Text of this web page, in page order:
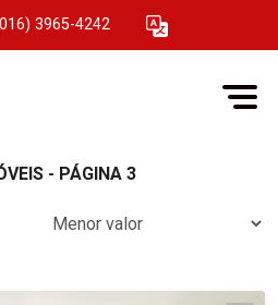
3965-4242
- PÁGINA 3